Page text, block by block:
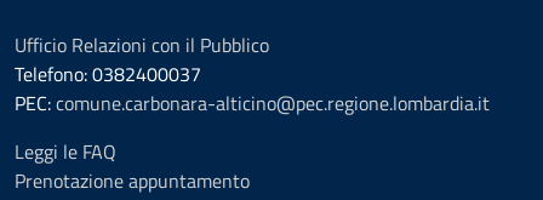
Ufficio Relazioni con il Pubblico
Telefono: 0382400037
PEC:comune.carbonara-alticino@pec.regione.lombardia.it
Leggi le FAQ
Prenotazione appuntamento